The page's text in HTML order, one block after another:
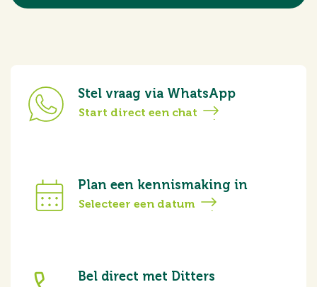
Stel vraag via WhatsApp
Start direct een chat
Plan een kennismaking in
Selecteer een datum
Bel direct met Ditters